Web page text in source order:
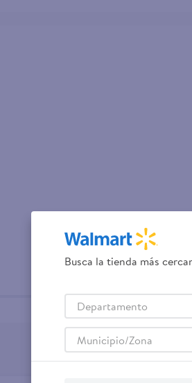
Busca la tienda más
Departamento
Municipio/Zona